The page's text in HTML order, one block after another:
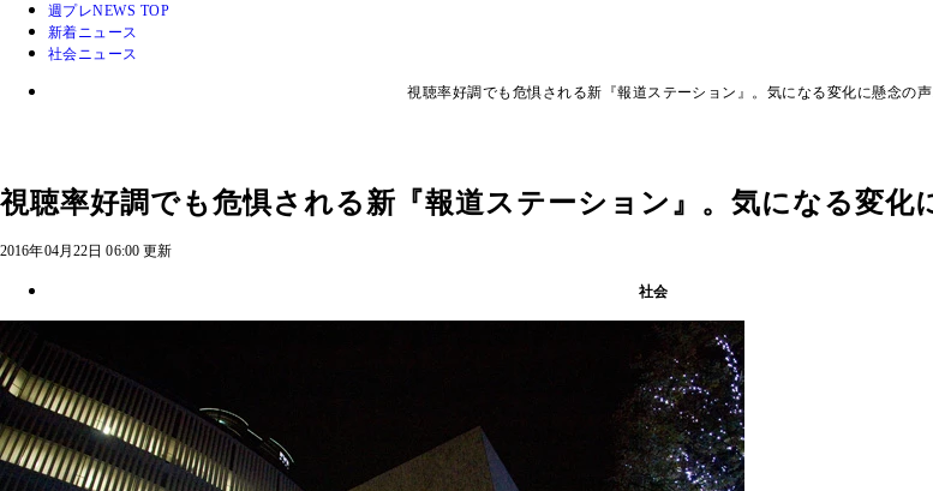
週プレNEWS TOP
新着ニュース
社会ニュース
視聴率好調でも危惧される新『報道ステーション』。気になる変化に懸念の声
視聴率好調でも危惧される新『報道ステーション』。気になる変化
2016年04月22日 06:00 更新
社会